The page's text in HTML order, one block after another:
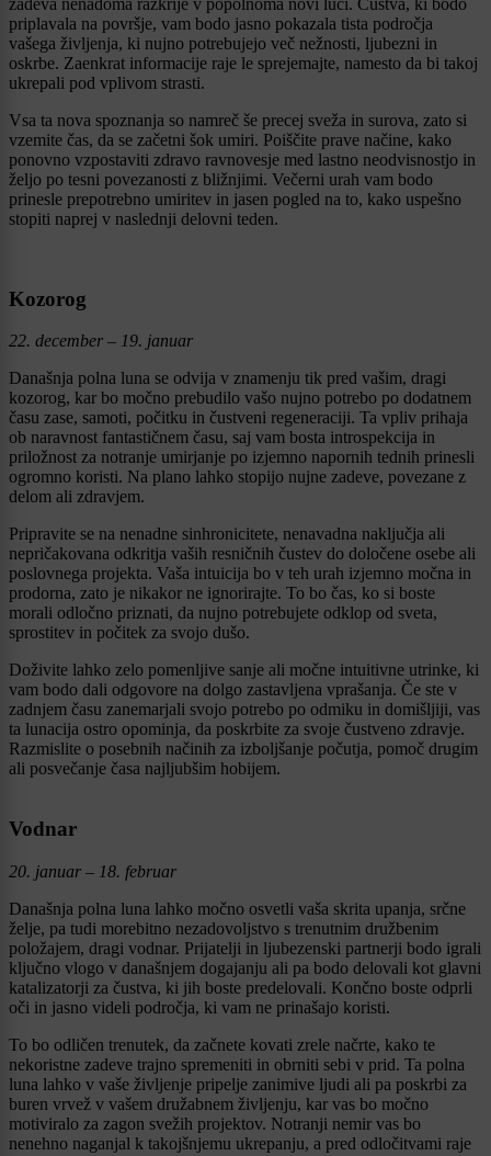
zadeva nenadoma razkrije v popolnoma novi luči. Čustva, ki bodo
priplavala na površje, vam bodo jasno pokazala tista področja
vašega življenja, ki nujno potrebujejo več nežnosti, ljubezni in
oskrbe. Zaenkrat informacije raje le sprejemajte, namesto da bi takoj
ukrepali pod vplivom strasti.
Vsa ta nova spoznanja so namreč še precej sveža in surova, zato si
vzemite čas, da se začetni šok umiri. Poiščite prave načine, kako
ponovno vzpostaviti zdravo ravnovesje med lastno neodvisnostjo in
željo po tesni povezanosti z bližnjimi. Večerni urah vam bodo
prinesle prepotrebno umiritev in jasen pogled na to, kako uspešno
stopiti naprej v naslednji delovni teden.
Kozorog
22. december – 19. januar
Današnja polna luna se odvija v znamenju tik pred vašim, dragi
kozorog, kar bo močno prebudilo vašo nujno potrebo po dodatnem
času zase, samoti, počitku in čustveni regeneraciji. Ta vpliv prihaja
ob naravnost fantastičnem času, saj vam bosta introspekcija in
priložnost za notranje umirjanje po izjemno napornih tednih prinesli
ogromno koristi. Na plano lahko stopijo nujne zadeve, povezane z
delom ali zdravjem.
Pripravite se na nenadne sinhronicitete, nenavadna naključja ali
nepričakovana odkritja vaših resničnih čustev do določene osebe ali
poslovnega projekta. Vaša intuicija bo v teh urah izjemno močna in
prodorna, zato je nikakor ne ignorirajte. To bo čas, ko si boste
morali odločno priznati, da nujno potrebujete odklop od sveta,
sprostitev in počitek za svojo dušo.
Doživite lahko zelo pomenljive sanje ali močne intuitivne utrinke, ki
vam bodo dali odgovore na dolgo zastavljena vprašanja. Če ste v
zadnjem času zanemarjali svojo potrebo po odmiku in domišljiji, vas
ta lunacija ostro opominja, da poskrbite za svoje čustveno zdravje.
Razmislite o posebnih načinih za izboljšanje počutja, pomoč drugim
ali posvečanje časa najljubšim hobijem.
Vodnar
20. januar – 18. februar
Današnja polna luna lahko močno osvetli vaša skrita upanja, srčne
želje, pa tudi morebitno nezadovoljstvo s trenutnim družbenim
položajem, dragi vodnar. Prijatelji in ljubezenski partnerji bodo igrali
ključno vlogo v današnjem dogajanju ali pa bodo delovali kot glavni
katalizatorji za čustva, ki jih boste predelovali. Končno boste odprli
oči in jasno videli področja, ki vam ne prinašajo koristi.
To bo odličen trenutek, da začnete kovati zrele načrte, kako te
nekoristne zadeve trajno spremeniti in obrniti sebi v prid. Ta polna
luna lahko v vaše življenje pripelje zanimive ljudi ali pa poskrbi za
buren vrvež v vašem družabnem življenju, kar vas bo močno
motiviralo za zagon svežih projektov. Notranji nemir vas bo
nenehno naganjal k takojšnjemu ukrepanju, a pred odločitvami raje